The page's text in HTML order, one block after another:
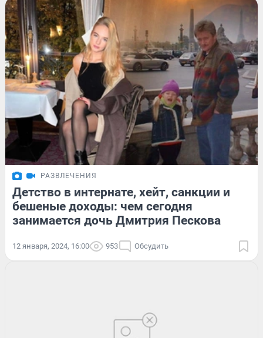
РАЗВЛЕЧЕНИЯ
Детство в интернате, хейт, санкции и
бешеные доходы: чем сегодня
занимается дочь Дмитрия Пескова
12 января, 2024, 16:00 953 Обсудить